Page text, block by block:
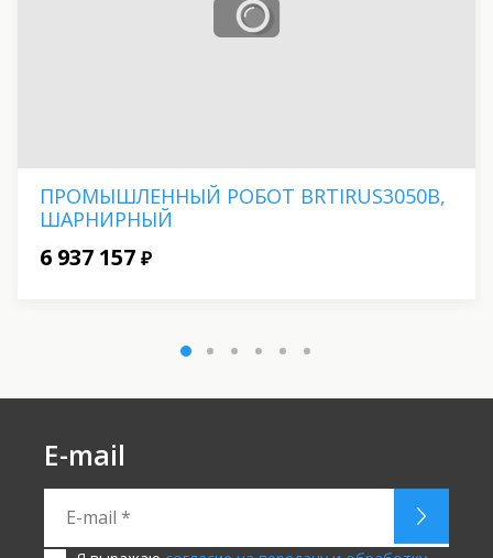
ПРОМЫШЛЕННЫЙ РОБОТ BRTIRUS3050B,
ШАРНИРНЫЙ
6 937 157 ₽
E-mail